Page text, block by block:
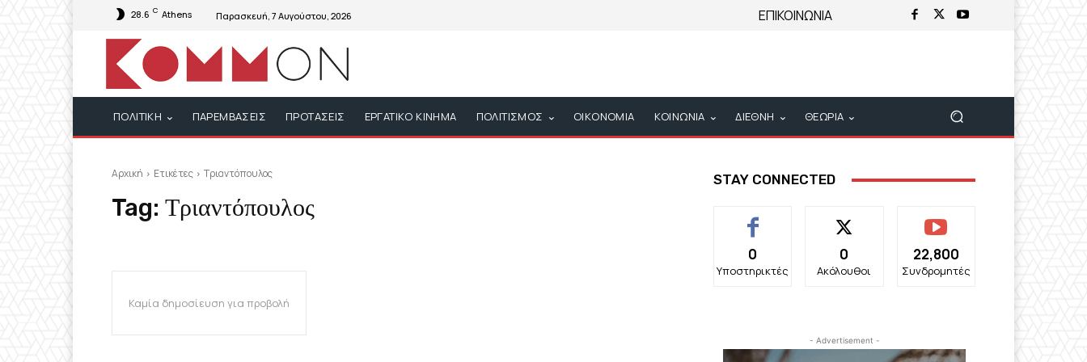
28.6 C Athens Παρασκευή, 7 Αυγούστου, 2026 ΕΠΙΚΟΙΝΩΝΙΑ
ΠΟΛΙΤΙΚΗ ΠΑΡΕΜΒΑΣΕΙΣ ΠΡΟΤΑΣΕΙΣ ΕΡΓΑΤΙΚΟ ΚΙΝΗΜΑ ΠΟΛΙΤΙΣΜΟΣ ΟΙΚΟΝΟΜΙΑ ΚΟΙΝΩΝΙΑ ΔΙΕΘΝΗ ΘΕΩΡΙΑ
Αρχική Ετικέτες Τριαντόπουλος
Tag: Τριαντόπουλος
Καμία δημοσίευση για προβολή
STAY CONNECTED
0
Υποστηρικτές
0
Ακόλουθοι
22,800
Συνδρομητές
- Advertisement -